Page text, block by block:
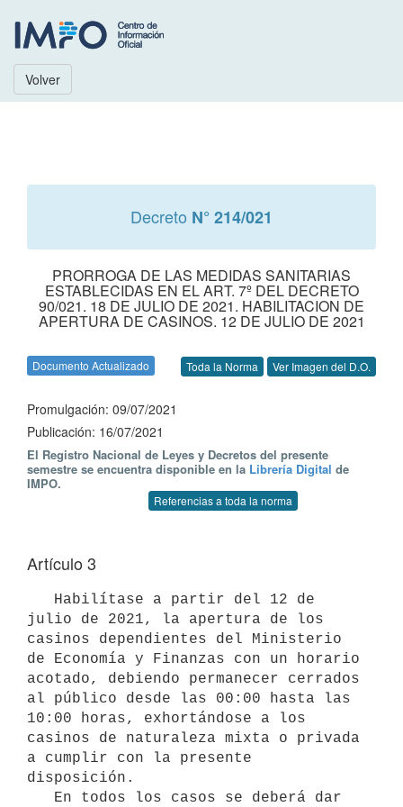
Volver
Decreto N° 214/021
PRORROGA DE LAS MEDIDAS SANITARIAS
ESTABLECIDAS EN EL ART. 7º DEL DECRETO
90/021. 18 DE JULIO DE 2021. HABILITACION DE
APERTURA DE CASINOS. 12 DE JULIO DE 2021
Documento Actualizado Toda la Norma Ver Imagen del D.O.
Promulgación: 09/07/2021
Publicación: 16/07/2021
El Registro Nacional de Leyes y Decretos del presente
semestre se encuentra disponible en la Librería Digital de
IMPO.
Referencias a toda la norma
Artículo 3
julio de 2021, la apertura de los
casinos dependientes del Ministerio
de Economía y Finanzas con un horario
acotado, debiendo permanecer cerrados
al público desde las 00:00 hasta las
10:00 horas, exhortándose a los
casinos de naturaleza mixta o privada
a cumplir con la presente
disposición.